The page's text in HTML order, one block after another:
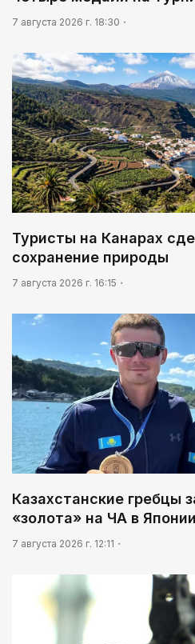
7 августа 2026 г. 18:30
Туристы на Канарах
сохранение природы
7 августа 2026 г. 16:15
Казахстанские гребцы
«золота» на ЧА в Японии
7 августа 2026 г. 12:11